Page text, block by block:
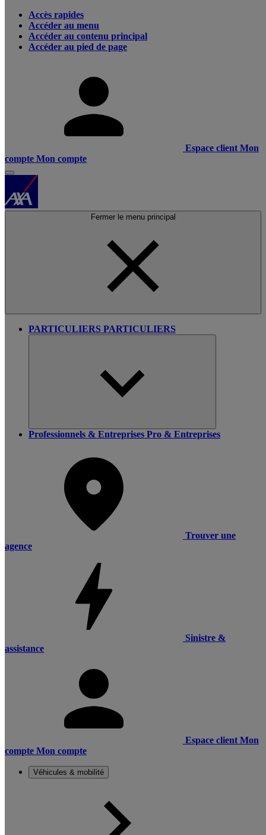
Accès rapides
Accéder au menu
Accéder au contenu principal
Accéder au pied de page
Espace client Mon
compte Mon compte
Fermer le menu principal
PARTICULIERS PARTICULIERS
Professionnels & Entreprises Pro & Entreprises
Trouver une
agence
Sinistre &
assistance
Espace client Mon
compte Mon compte
Véhicules & mobilité